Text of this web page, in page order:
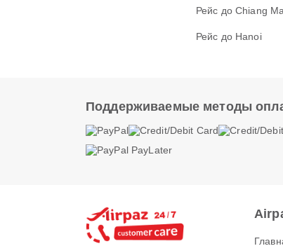
Рейс до Chiang
Рейс до Hanoi
Поддерживаемые методы